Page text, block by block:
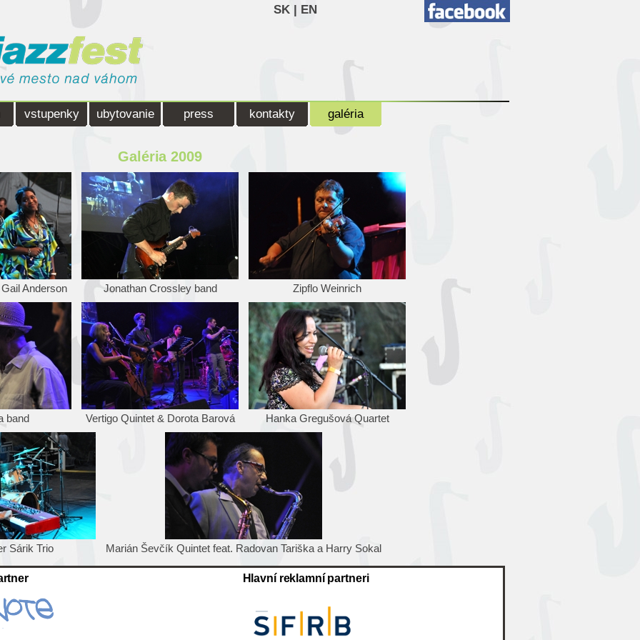
SK | EN
vstupenky ubytovanie press kontakty galéria
Galéria 2009
Anderson Jonathan Crossley band Zipflo Weinrich
band Vertigo Quintet & Dorota Barová Hanka Gregušová Quartet
Sárik Trio Marián Ševčík Quintet feat. Radovan Tariška a Harry Sokal
Hlavní reklamní partneri